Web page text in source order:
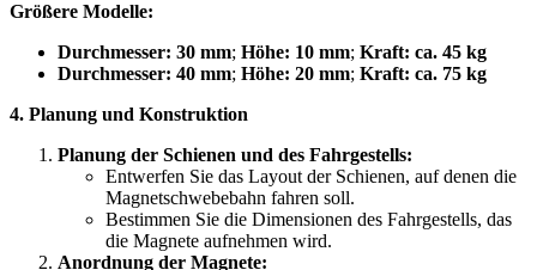
Größere Modelle:
Durchmesser: 30 mm; Höhe: 10 mm; Kraft: ca. 45 kg
Durchmesser: 40 mm; Höhe: 20 mm; Kraft: ca. 75 kg
4. Planung und Konstruktion
Planung der Schienen und des Fahrgestells:
Entwerfen Sie das Layout der Schienen, auf denen die
Magnetschwebebahn fahren soll.
Bestimmen Sie die Dimensionen des Fahrgestells, das
die Magnete aufnehmen wird.
Anordnung der Magnete: